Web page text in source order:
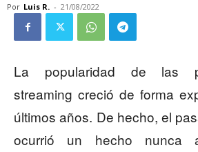
Por Luis R. - 21/08/2022
La popularidad de las
streaming creció de forma
últimos años. De hecho, el
ocurrió un hecho nunca